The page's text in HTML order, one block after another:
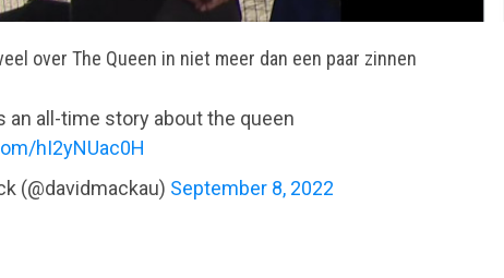
over The Queen in niet meer dan een paar zinnen
an all-time story about the queen
hI2yNUac0H
(@davidmackau) September 8, 2022